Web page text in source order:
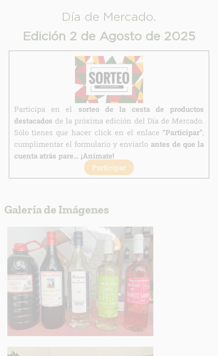
Día de Mercado.
Edición 2 de Agosto de 2025
Participa en el sorteo de la cesta de productos
destacados de la próxima edición del Día de Mercado.
Sólo tienes que hacer click en el enlace “Participar”,
cumplimentar el formulario y enviarlo antes de que la
cuenta atrás pare… ¡Anímate!
Participar
Galería de Imágenes
link